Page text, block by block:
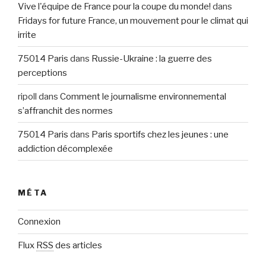
Vive l'équipe de France pour la coupe du monde! dans
Fridays for future France, un mouvement pour le climat qui
irrite
75014 Paris dans Russie-Ukraine : la guerre des
perceptions
ripoll dans Comment le journalisme environnemental
s’affranchit des normes
75014 Paris dans Paris sportifs chez les jeunes : une
addiction décomplexée
MÉTA
Connexion
Flux RSS des articles